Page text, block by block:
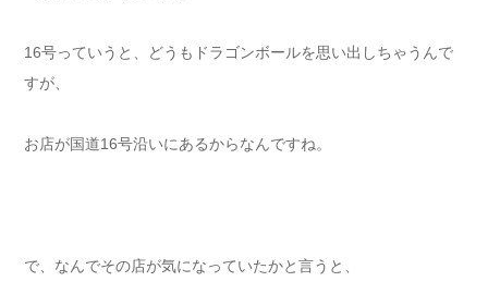
16号っていうと、どうもドラゴンボールを思い出しちゃうんで
すが、
お店が国道16号沿いにあるからなんですね。
で、なんでその店が気になっていたかと言うと、